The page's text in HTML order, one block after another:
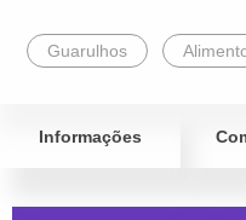
Guarulhos
Informações